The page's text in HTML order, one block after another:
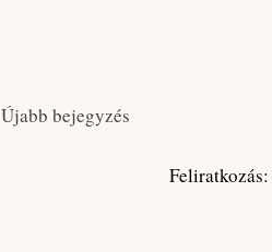
Újabb bejegyzés
Feliratkozás: